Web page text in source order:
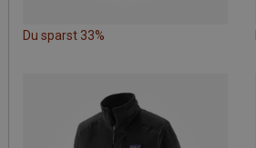
Du sparst 33%